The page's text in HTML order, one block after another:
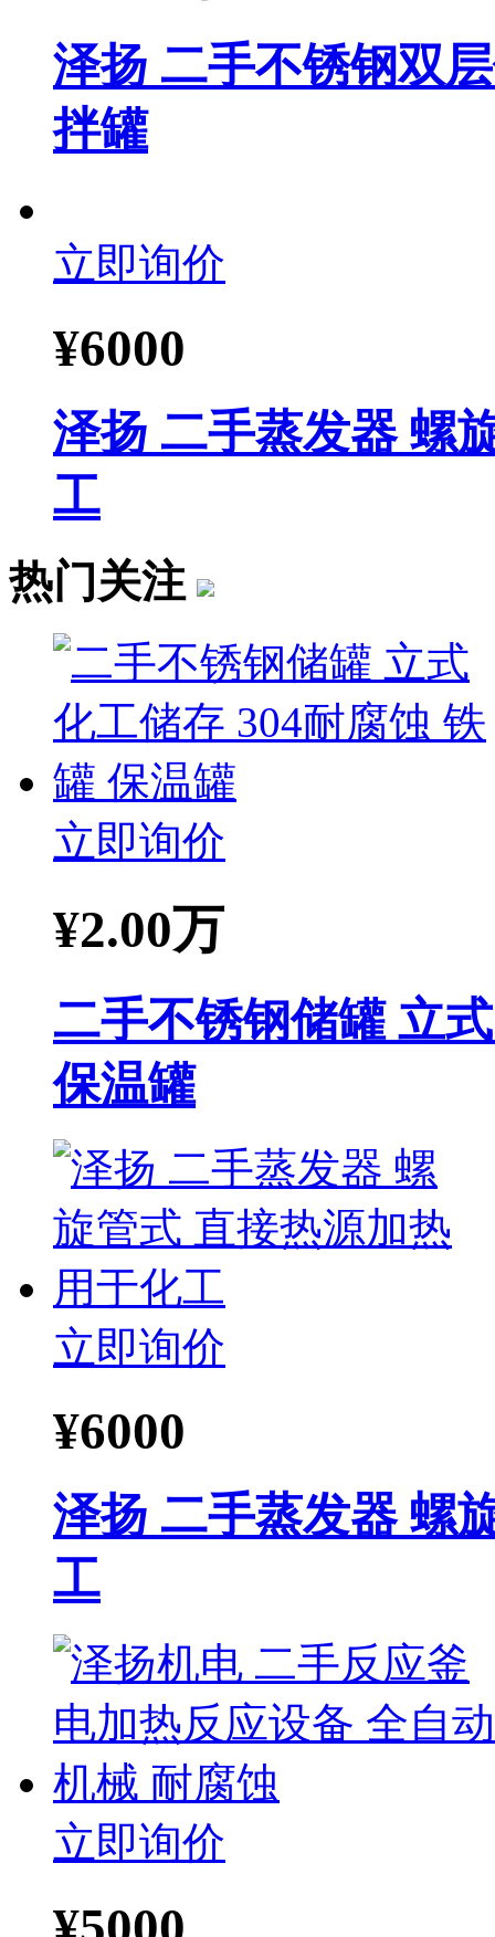
泽扬 二手不锈钢双
拌罐
立即询价
¥6000
泽扬 二手蒸发器 螺
工
热门关注
立即询价
¥2.00万
二手不锈钢储罐 立
保温罐
立即询价
¥6000
泽扬 二手蒸发器 螺
工
立即询价